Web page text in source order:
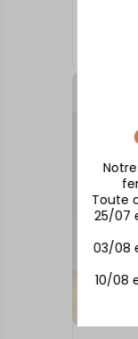
Toute
25/07
03/08
10/08